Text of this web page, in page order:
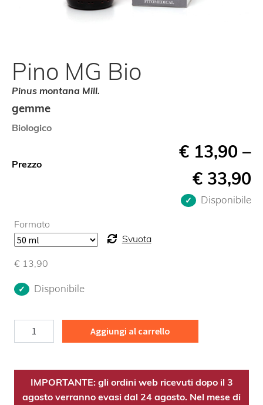
Pino MG Bio
Pinus montana Mill.
gemme
Biologico
Prezzo
€ 13,90 –
€ 33,90
Disponibile
Formato
Svuota
€ 13,90
Disponibile
MG
quantità
Aggiungi al carrello
IMPORTANTE: gli ordini web ricevuti dopo il 3
agosto verranno evasi dal 24 agosto. Nel mese di